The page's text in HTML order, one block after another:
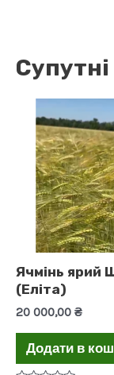
Ячмінь ярий
(Еліта)
20 000,00 ₴
Додати в